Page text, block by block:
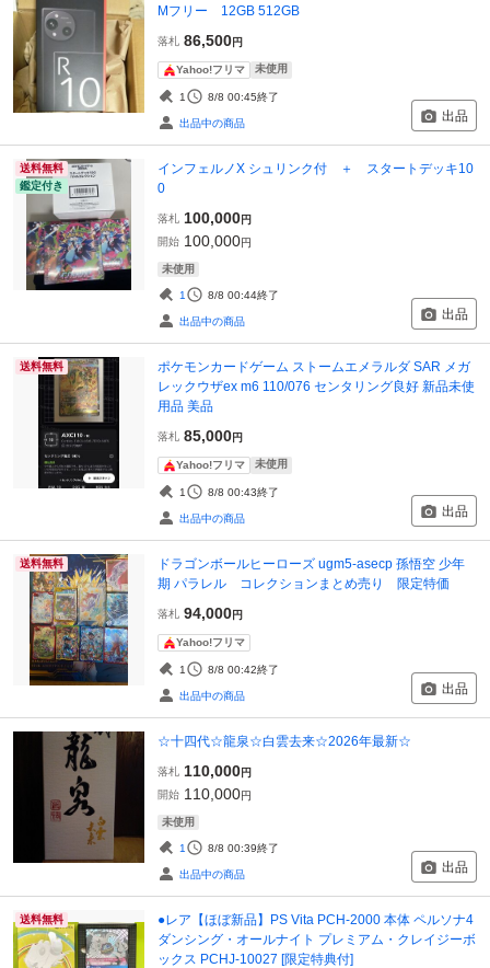
Mフリー 12GB 512GB
落札 86,500円
Yahoo!フリマ 未使用
1 8/8 00:45終了
出品中の商品 出品
送料無料
鑑定付き
インフェルノX シュリンク付 ＋ スタートデッキ10
0
落札 100,000円
開始 100,000円
未使用
1 8/8 00:44終了
出品中の商品 出品
送料無料
ポケモンカードゲーム ストームエメラルダ SAR メガ
レックウザex m6 110/076 センタリング良好 新品未使
用品 美品
落札 85,000円
Yahoo!フリマ 未使用
1 8/8 00:43終了
出品中の商品 出品
送料無料
ドラゴンボールヒーローズ ugm5-asecp 孫悟空 少年
期 パラレル コレクションまとめ売り 限定特価
落札 94,000円
Yahoo!フリマ
1 8/8 00:42終了
出品中の商品 出品
☆十四代☆龍泉☆白雲去来☆2026年最新☆
落札 110,000円
開始 110,000円
未使用
1 8/8 00:39終了
出品中の商品 出品
送料無料
●レア【ほぼ新品】PS Vita PCH-2000 本体 ペルソナ4
ダンシング・オールナイト プレミアム・クレイジーボ
ックス PCHJ-10027 [限定特典付]